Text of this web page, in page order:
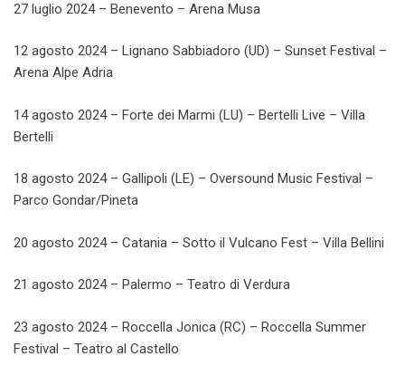
27 luglio 2024 – Benevento – Arena Musa
12 agosto 2024 – Lignano Sabbiadoro (UD) – Sunset Festival –
Arena Alpe Adria
14 agosto 2024 – Forte dei Marmi (LU) – Bertelli Live – Villa
Bertelli
18 agosto 2024 – Gallipoli (LE) – Oversound Music Festival –
Parco Gondar/Pineta
20 agosto 2024 – Catania – Sotto il Vulcano Fest – Villa Bellini
21 agosto 2024 – Palermo – Teatro di Verdura
23 agosto 2024 – Roccella Jonica (RC) – Roccella Summer
Festival – Teatro al Castello